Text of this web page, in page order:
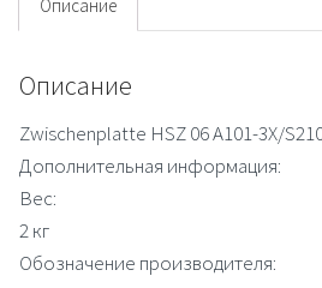
Описание
Описание
Zwischenplatte HSZ 06 A101-3X/
Дополнительная информация:
Вес:
2 кг
Обозначение производителя: